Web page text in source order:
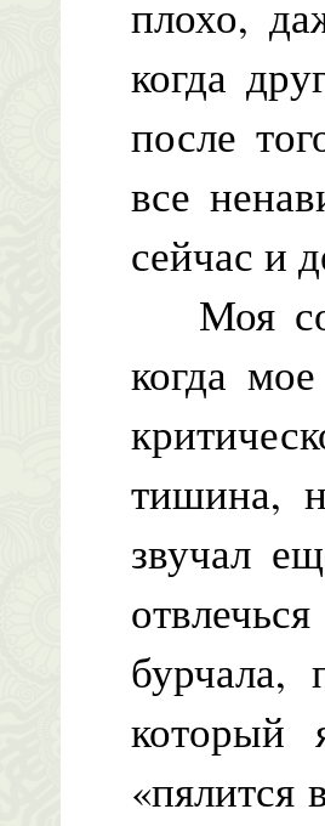
плохо,
когда
после
все
сейчас и
Моя
когда
тишина,
звучал
бурчала,
который
«пялится